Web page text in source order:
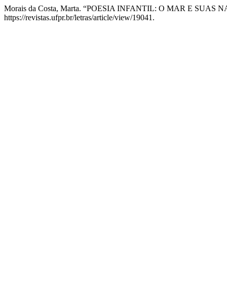
Morais da Costa, Marta. “POESIA INFANTIL: O MAR E SUAS
https://revistas.ufpr.br/letras/article/view/19041.